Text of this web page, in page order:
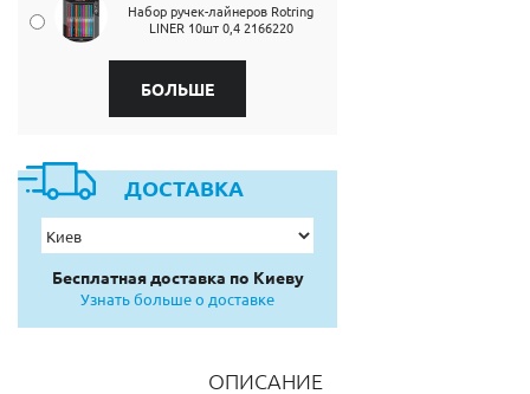
Набор ручек-лайнеров Rotring
LINER 10шт 0,4 2166220
БОЛЬШЕ
ДОСТАВКА
Бесплатная доставка по Киеву
Узнать больше о доставке
ОПИСАНИЕ